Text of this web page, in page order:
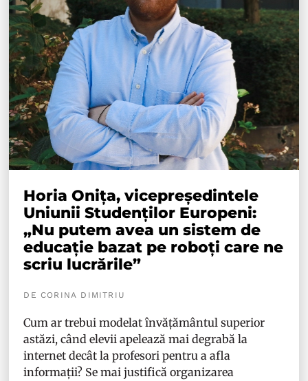
Horia Onița, vicepreședintele
Uniunii Studenților Europeni:
„Nu putem avea un sistem de
educație bazat pe roboți care ne
scriu lucrările”
DE CORINA DIMITRIU
Cum ar trebui modelat învățământul superior
astăzi, când elevii apelează mai degrabă la
internet decât la profesori pentru a afla
informații? Se mai justifică organizarea